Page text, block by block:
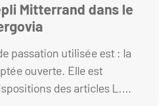
Mitterrand dans le
passation utilisée est : la
ouverte. Elle est
des articles L.